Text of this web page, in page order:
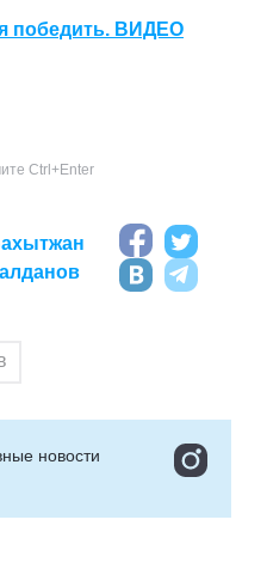
победить. ВИДЕО
Ctrl+Enter
новости